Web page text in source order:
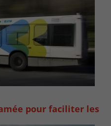
pour faciliter les